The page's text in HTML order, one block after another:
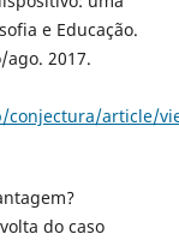
e Educação.
ago. 2017.
article/
do caso